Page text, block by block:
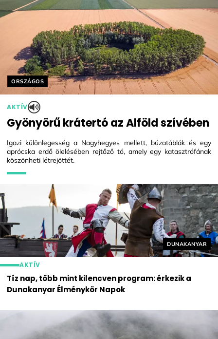
Helyszín
DUNAKANYAR
AKTÍV
Tíz nap, több mint kilencven program: érkezik a
Dunakanyar Élménykör Napok
Helyszín címkék:
ORSZÁGOS
AKTÍV
Gyönyörű krátertó az Alföld szívében
Igazi különlegesség a Nagyhegyes mellett, búzatáblák és egy
aprócska erdő ölelésében rejtőző tó, amely egy katasztrófának
köszönheti létrejöttét.